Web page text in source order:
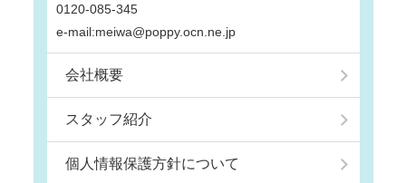
0120-085-345
e-mail:meiwa@poppy.ocn.ne.jp
会社概要
スタッフ紹介
個人情報保護方針について